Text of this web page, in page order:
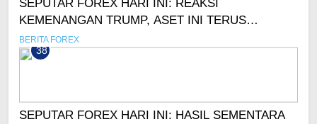
SEPUTAR FOREX HARI INI: REAKSI
KEMENANGAN TRUMP, ASET INI TERUS
MENGUAT!
BERITA FOREX
38
SEPUTAR FOREX HARI INI: HASIL SEMENTARA